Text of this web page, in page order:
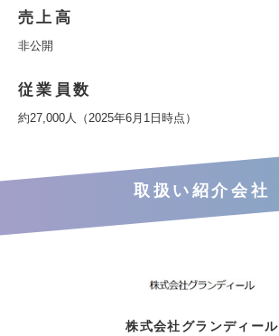
売上高
非公開
従業員数
約27,000人（2025年6月1日時点）
取扱い紹介会社
株式会社グランディール